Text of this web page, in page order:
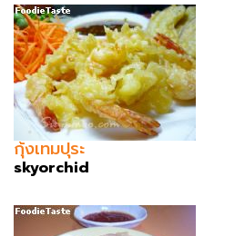
กุ้งเทมปุระ
skyorchid